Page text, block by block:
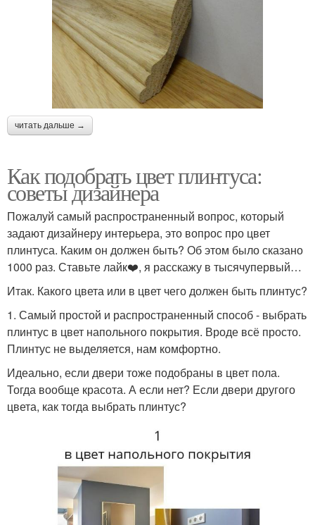
читать дальше →
Как подобрать цвет плинтуса:
советы дизайнера
Пожалуй самый распространенный вопрос, который
задают дизайнеру интерьера, это вопрос про цвет
плинтуса. Каким он должен быть? Об этом было сказано
1000 раз. Ставьте лайк❤️, я расскажу в тысячупервый…
Итак. Какого цвета или в цвет чего должен быть плинтус?
1. Самый простой и распространенный способ - выбрать
плинтус в цвет напольного покрытия. Вроде всё просто.
Плинтус не выделяется, нам комфортно.
Идеально, если двери тоже подобраны в цвет пола.
Тогда вообще красота. А если нет? Если двери другого
цвета, как тогда выбрать плинтус?